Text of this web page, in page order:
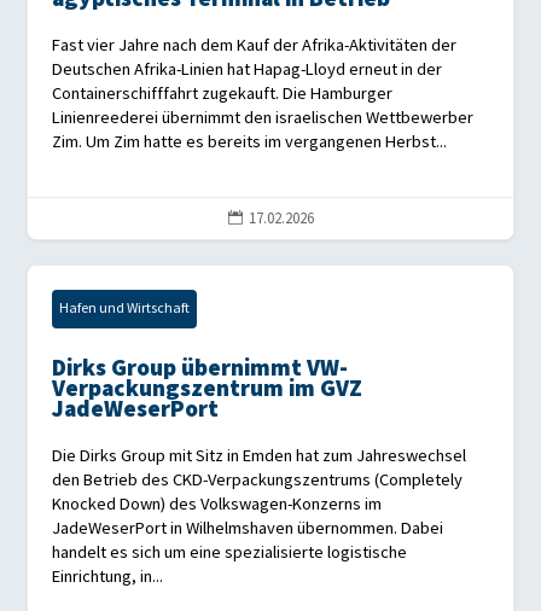
Fast vier Jahre nach dem Kauf der Afrika-Aktivitäten der
Deutschen Afrika-Linien hat Hapag-Lloyd erneut in der
Containerschifffahrt zugekauft. Die Hamburger
Linienreederei übernimmt den israelischen Wettbewerber
Zim. Um Zim hatte es bereits im vergangenen Herbst...
 17.02.2026
Hafen und Wirtschaft
Dirks Group übernimmt VW-
Verpackungszentrum im GVZ
JadeWeserPort
Die Dirks Group mit Sitz in Emden hat zum Jahreswechsel
den Betrieb des CKD-Verpackungszentrums (Completely
Knocked Down) des Volkswagen-Konzerns im
JadeWeserPort in Wilhelmshaven übernommen. Dabei
handelt es sich um eine spezialisierte logistische
Einrichtung, in...